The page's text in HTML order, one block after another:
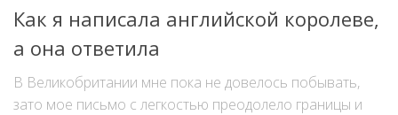
Как я написала английской королеве,
а она ответила
В Великобритании мне пока не довелось побывать,
зато мое письмо с легкостью преодолело границы и